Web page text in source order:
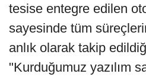
tesise entegre edilen
sayesinde tüm
anlık olarak takip
"Kurduğumuz yazılım